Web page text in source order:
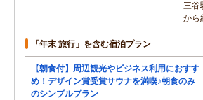
三谷
から
「年末 旅行」を含む宿泊プラン
【朝食付】周辺観光やビジネス利用におすす
め！デザイン賞受賞サウナを満喫♪朝食のみ
のシンプルプラン